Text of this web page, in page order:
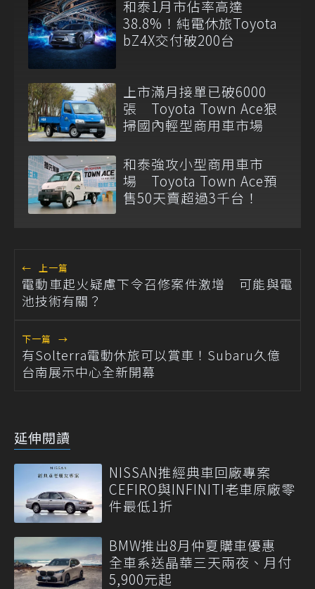
和泰1月市佔率高達
38.8%！純電休旅Toyota
bZ4X交付破200台
上市滿月接單已破6000
張 Toyota Town Ace狠
掃國內輕型商用車市場
和泰強攻小型商用車市
場 Toyota Town Ace預
售50天賣超過3千台！
← 上一篇
電動車起火疑慮下令召修案件激增 可能與電
池技術有關？
下一篇 →
有Solterra電動休旅可以賞車！Subaru久億
台南展示中心全新開幕
延伸閱讀
NISSAN推經典車回廠專案
CEFIRO與INFINITI老車原廠零
件最低1折
BMW推出8月仲夏購車優惠
全車系送晶華三天兩夜、月付
5,900元起